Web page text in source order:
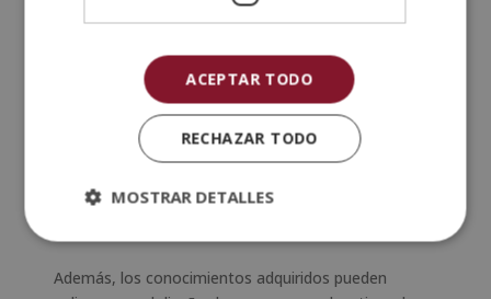
Escuelas infantilesy centros educativos con
enfoque Pikler o similares.
Centros de atención tempranay desarrollo
Asesoramiento familiary orientación educativa.
Proyectos de crianza respetuosa
Además, los conocimientos adquiridos pueden
ACEPTAR TODO
RECHAZAR TODO
MOSTRAR DETALLES